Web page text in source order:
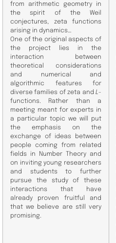
from arithmetic geometry in
the spirit of the Weil
conjectures, zeta functions
arising in dynamics…
One of the original aspects of
the project lies in the
interaction between
theoretical considerations
and numerical and
algorithmic features for
diverse families of zeta and L -
functions. Rather than a
meeting meant for experts in
a particular topic we will put
the emphasis on the
exchange of ideas between
people coming from related
fields in Number Theory and
on inviting young researchers
and students to further
pursue the study of these
interactions that have
already proven fruitful and
that we believe are still very
promising.